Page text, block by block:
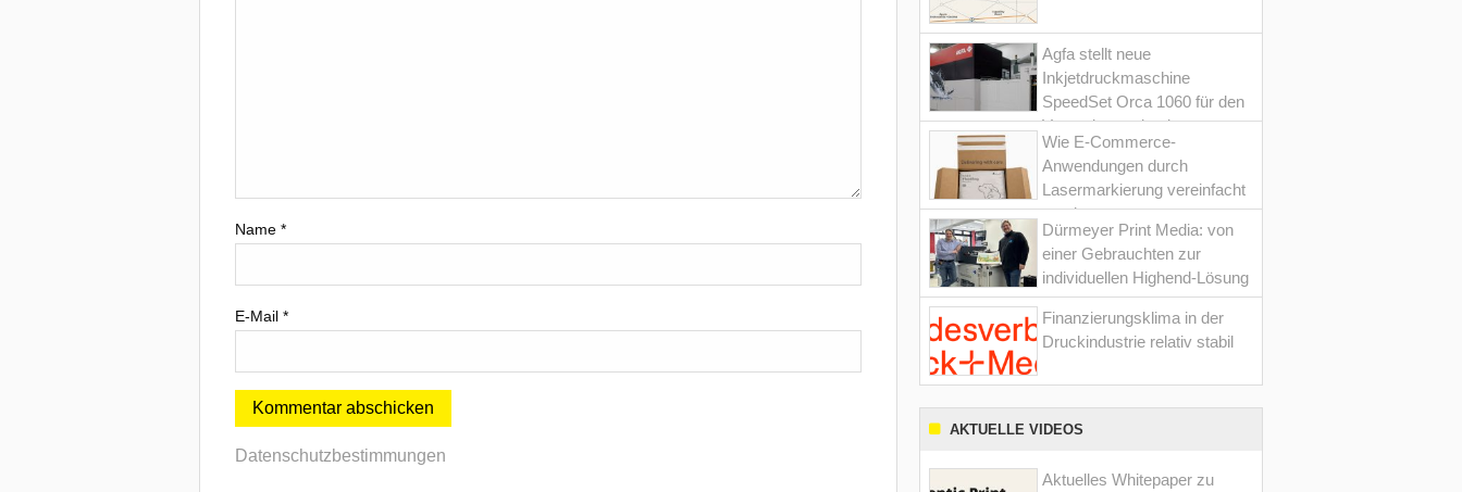
Name *
E-Mail *
Datenschutzbestimmungen
Agfa stellt neue
Inkjetdruckmaschine
SpeedSet Orca 1060 für den
Verpackungsdruck vor
Wie E-Commerce-
Anwendungen durch
Lasermarkierung vereinfacht
werden
Dürmeyer Print Media: von
einer Gebrauchten zur
individuellen Highend-Lösung
Finanzierungsklima in der
Druckindustrie relativ stabil
AKTUELLE VIDEOS
Aktuelles Whitepaper zu